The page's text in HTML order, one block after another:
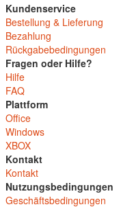
Kundenservice
Bestellung & Lieferung
Bezahlung
Rückgabebedingungen
Fragen oder Hilfe?
Hilfe
FAQ
Plattform
Office
Windows
XBOX
Kontakt
Kontakt
Nutzungsbedingungen
Geschäftsbedingungen